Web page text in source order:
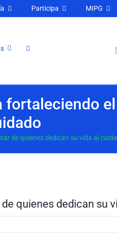
Participa MIPG
fortaleciendo
de quienes dedican su vida al
quienes dedican su